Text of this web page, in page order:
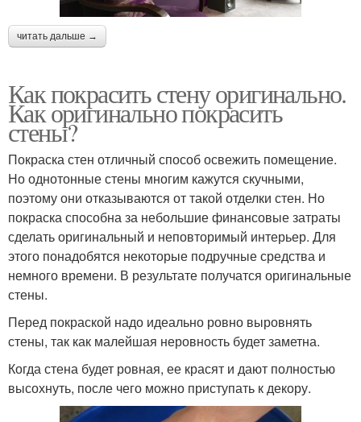
читать дальше →
Как покрасить стену оригинально.
Как оригинально покрасить
стены?
Покраска стен отличный способ освежить помещение.
Но однотонные стены многим кажутся скучными,
поэтому они отказываются от такой отделки стен. Но
покраска способна за небольшие финансовые затраты
сделать оригинальный и неповторимый интерьер. Для
этого понадобятся некоторые подручные средства и
немного времени. В результате получатся оригинальные
стены.
Перед покраской надо идеально ровно выровнять
стены, так как малейшая неровность будет заметна.
Когда стена будет ровная, ее красят и дают полностью
высохнуть, после чего можно приступать к декору.